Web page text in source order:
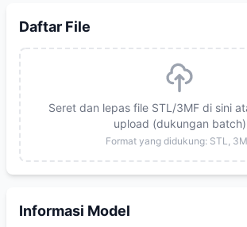
Daftar File
Seret dan lepas file STL/3MF di sini
upload (dukungan batch)
Format yang didukung: STL,
Informasi Model